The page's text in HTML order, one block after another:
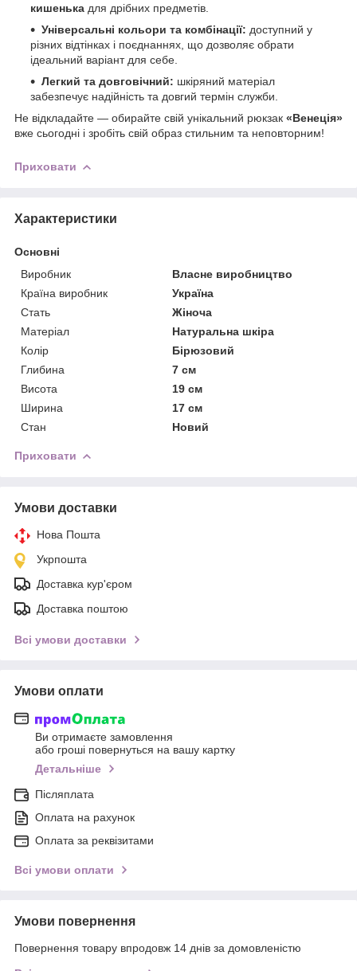
кишенька для дрібних предметів.
Універсальні кольори та комбінації: доступний у
різних відтінках і поєднаннях, що дозволяє обрати
ідеальний варіант для себе.
Легкий та довговічний: шкіряний матеріал
забезпечує надійність та довгий термін служби.
Не відкладайте — обирайте свій унікальний рюкзак «Венеція»
вже сьогодні і зробіть свій образ стильним та неповторним!
Приховати
Характеристики
Основні
Виробник
Власне виробництво
Країна виробник
Україна
Стать
Жіноча
Матеріал
Натуральна шкіра
Колір
Бірюзовий
Глибина
7 см
Висота
19 см
Ширина
17 см
Стан
Новий
Приховати
Умови доставки
Нова Пошта
Укрпошта
Доставка кур'єром
Доставка поштою
Всі умови доставки
Умови оплати
Ви отримаєте замовлення
або гроші повернуться на вашу картку
Детальніше
Післяплата
Оплата на рахунок
Оплата за реквізитами
Всі умови оплати
Умови повернення
Повернення товару впродовж 14 днів за домовленістю